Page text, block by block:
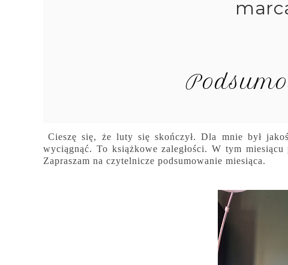
Cieszę się, że luty się skończył. Dla mnie był
wyciągnąć. To książkowe zaległości. W tym miesiącu
Zapraszam na czytelnicze podsumowanie miesiąca.